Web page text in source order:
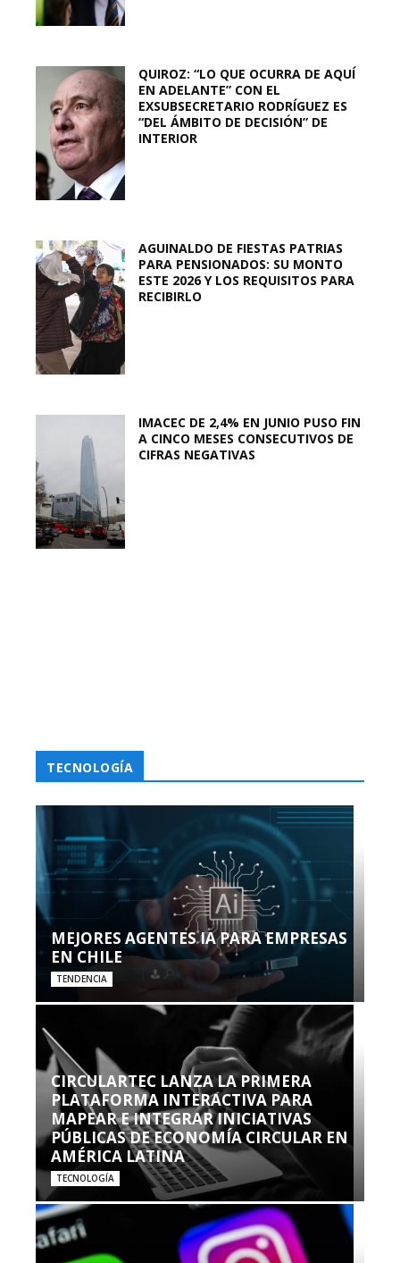
QUIROZ: “LO QUE OCURRA DE AQUÍ
EN ADELANTE” CON EL
EXSUBSECRETARIO RODRÍGUEZ ES
“DEL ÁMBITO DE DECISIÓN” DE
INTERIOR
AGUINALDO DE FIESTAS PATRIAS
PARA PENSIONADOS: SU MONTO
ESTE 2026 Y LOS REQUISITOS PARA
RECIBIRLO
IMACEC DE 2,4% EN JUNIO PUSO FIN
A CINCO MESES CONSECUTIVOS DE
CIFRAS NEGATIVAS
TECNOLOGÍA
MEJORES AGENTES IA PARA EMPRESAS
EN CHILE
TENDENCIA
CIRCULARTEC LANZA LA PRIMERA
PLATAFORMA INTERACTIVA PARA
MAPEAR E INTEGRAR INICIATIVAS
PÚBLICAS DE ECONOMÍA CIRCULAR EN
AMÉRICA LATINA
TECNOLOGÍA